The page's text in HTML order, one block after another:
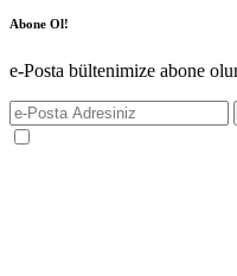
Abone Ol!
e-Posta bültenimize abone